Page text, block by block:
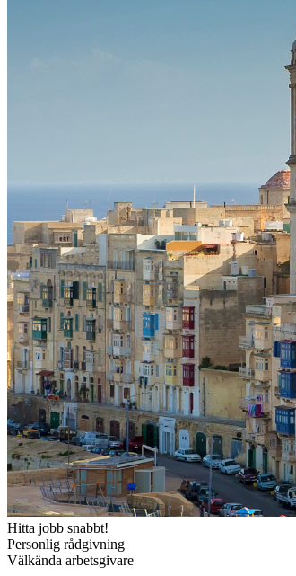
Hitta jobb snabbt!
Personlig rådgivning
Välkända arbetsgivare